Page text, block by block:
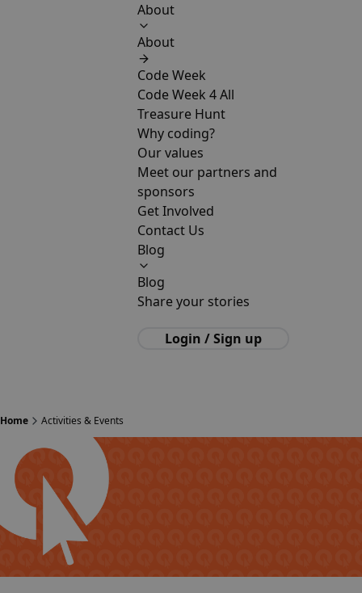
About
About
Code Week
Code Week 4 All
Treasure Hunt
Why coding?
Our values
Meet our partners and
sponsors
Get Involved
Contact Us
Blog
Blog
Share your stories
Login / Sign up
Home Activities & Events